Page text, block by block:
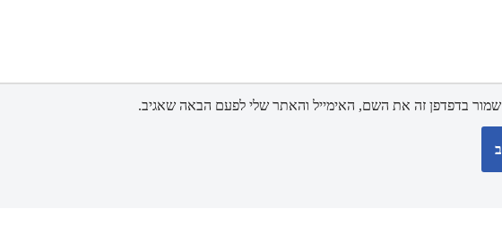
שמור בדפדפן זה את השם, האימייל והאתר שלי לפעם הבאה שאגיב.